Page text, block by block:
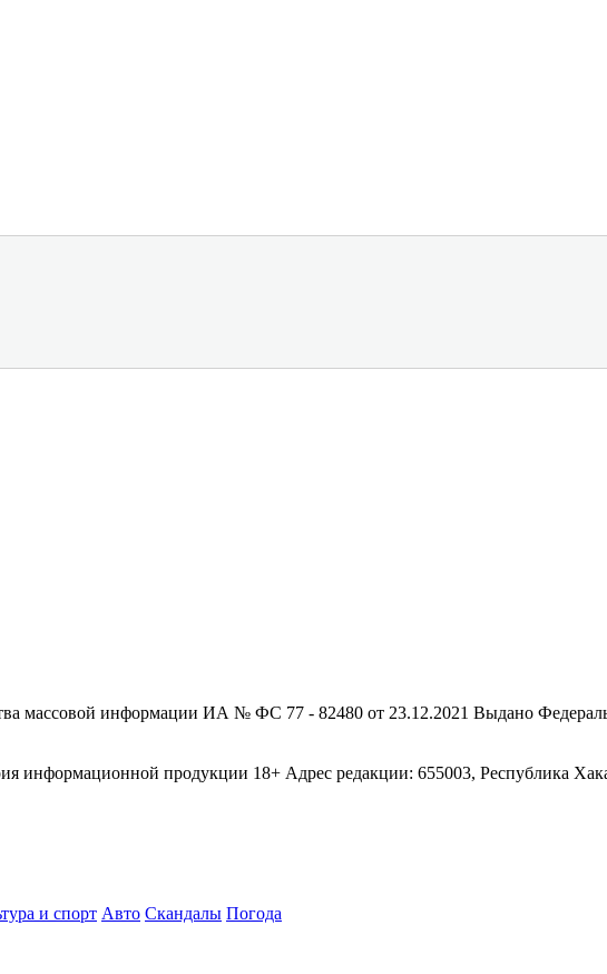
массовой информации ИА № ФС 77 - 82480 от 23.12.2021 Выдано
продукции 18+ Адрес редакции: 655003, Республика
и спорт Авто Скандалы Погода